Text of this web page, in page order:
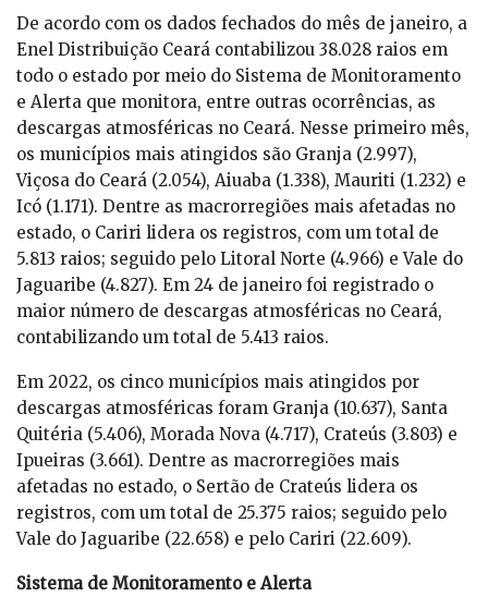
De acordo com os dados fechados do mês de janeiro, a
Enel Distribuição Ceará contabilizou 38.028 raios em
todo o estado por meio do Sistema de Monitoramento
e Alerta que monitora, entre outras ocorrências, as
descargas atmosféricas no Ceará. Nesse primeiro mês,
os municípios mais atingidos são Granja (2.997),
Viçosa do Ceará (2.054), Aiuaba (1.338), Mauriti (1.232) e
Icó (1.171). Dentre as macrorregiões mais afetadas no
estado, o Cariri lidera os registros, com um total de
5.813 raios; seguido pelo Litoral Norte (4.966) e Vale do
Jaguaribe (4.827). Em 24 de janeiro foi registrado o
maior número de descargas atmosféricas no Ceará,
contabilizando um total de 5.413 raios.
Em 2022, os cinco municípios mais atingidos por
descargas atmosféricas foram Granja (10.637), Santa
Quitéria (5.406), Morada Nova (4.717), Crateús (3.803) e
Ipueiras (3.661). Dentre as macrorregiões mais
afetadas no estado, o Sertão de Crateús lidera os
registros, com um total de 25.375 raios; seguido pelo
Vale do Jaguaribe (22.658) e pelo Cariri (22.609).
Sistema de Monitoramento e Alerta